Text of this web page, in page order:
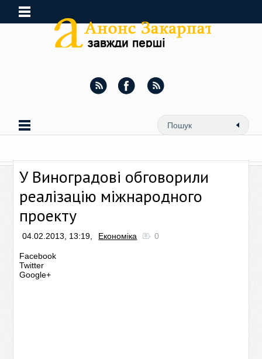
У Виноградові обговорили
реалізацію міжнародного
проекту
04.02.2013, 13:19, Економіка 0
Facebook
Twitter
Google+